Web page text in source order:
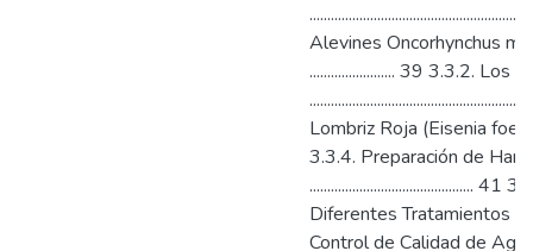
Alevines Oncorhynchus
........................ 39 3.3.2.
Lombriz Roja (Eisenia foetida)
3.3.4. Preparación de
..............................................
Diferentes Tratamientos
Control de Calidad de